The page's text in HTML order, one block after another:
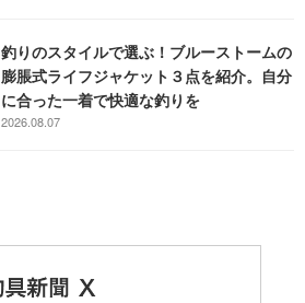
釣りのスタイルで選ぶ！ブルーストームの
膨脹式ライフジャケット３点を紹介。自分
に合った一着で快適な釣りを
2026.08.07